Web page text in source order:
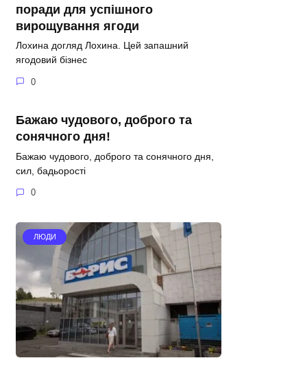
поради для успішного
вирощування ягоди
Лохина догляд Лохина. Цей запашний
ягодовий бізнес
0
Бажаю чудового, доброго та
сонячного дня!
Бажаю чудового, доброго та сонячного дня,
сил, бадьорості
0
ЛЮДИ